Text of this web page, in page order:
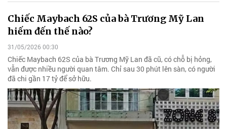
Chiếc Maybach 62S của bà Trương Mỹ Lan
hiếm đến thế nào?
31/05/2026 00:30
Chiếc Maybach 62S của bà Trương Mỹ Lan đã cũ, có chỗ bị hỏng,
vẫn được nhiều người quan tâm. Chỉ sau 30 phút lên sàn, có người
đã chi gần 17 tỷ để sở hữu.